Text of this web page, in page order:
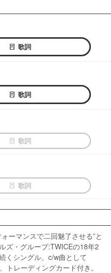
歌詞
歌詞
歌詞
歌詞
ーマンスで二回魅了させる”と
ズ・グループ:TWICEの18年2
くシングル。c/w曲として
トレーディングカード付き。